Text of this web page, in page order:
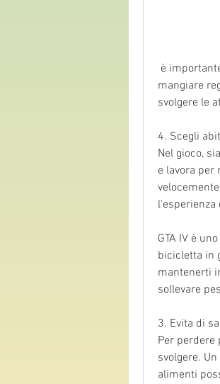
mangiare
svolgere le
4. Scegli
Nel gioco,
e lavora per
l'esperienza
GTA IV è
bicicletta in
mantenerti
sollevare
3. Evita di
Per perdere
svolgere.
alimenti